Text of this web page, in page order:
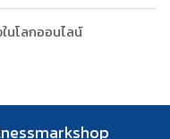
นโลกออนไลน์